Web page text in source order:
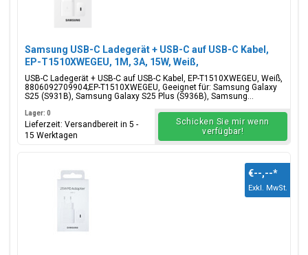
Samsung USB-C Ladegerät + USB-C auf USB-C Kabel,
EP-T1510XWEGEU, 1M, 3A, 15W, Weiß,
Blisterverpackung, 8806092709904;EP-T1510XWEGEU
USB-C Ladegerät + USB-C auf USB-C Kabel, EP-T1510XWEGEU, Weiß,
8806092709904;EP-T1510XWEGEU, Geeignet für: Samsung Galaxy
S25 (S931B), Samsung Galaxy S25 Plus (S936B), Samsung...
Lager: 0
Lieferzeit: Versandbereit in 5 -
15 Werktagen
Schicken Sie mir wenn
verfügbar!
€--,--*
Exkl. MwSt.